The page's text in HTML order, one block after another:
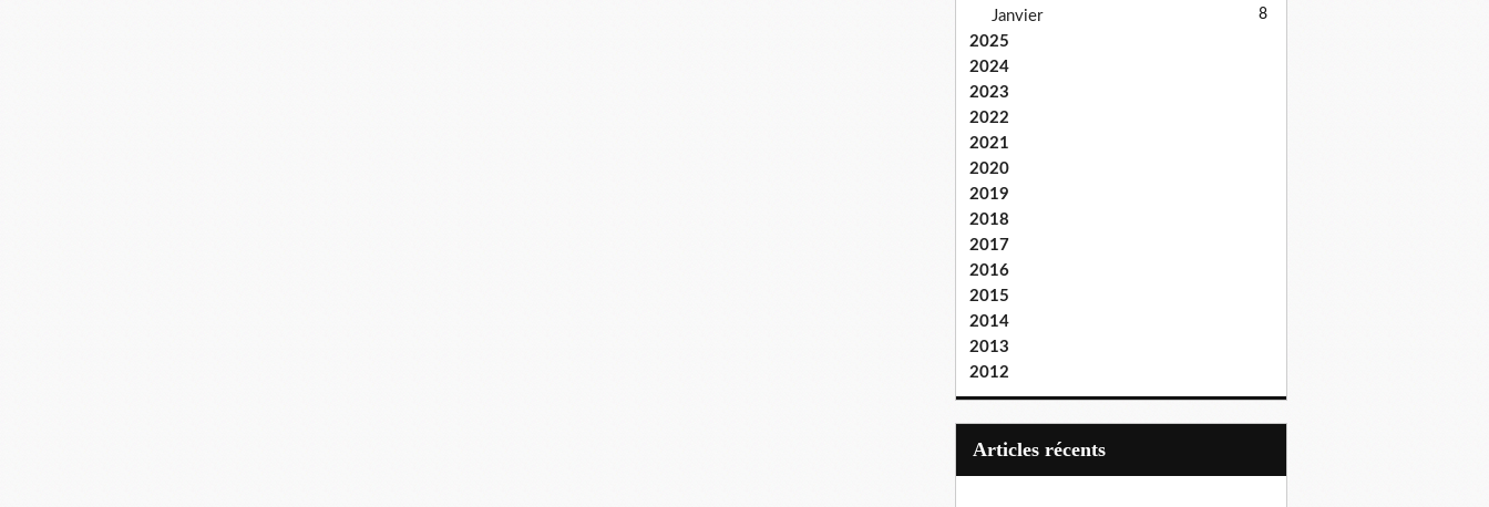
Janvier 8
2025
2024
2023
2022
2021
2020
2019
2018
2017
2016
2015
2014
2013
2012
articles récents